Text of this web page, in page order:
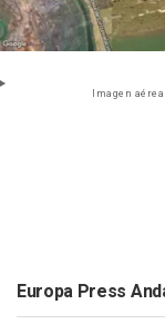
Imagen
Europa Press